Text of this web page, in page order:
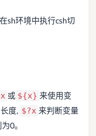
sh环境中执行csh切
或 ${x} 来使用变
度, $?x 来判断变量
0。